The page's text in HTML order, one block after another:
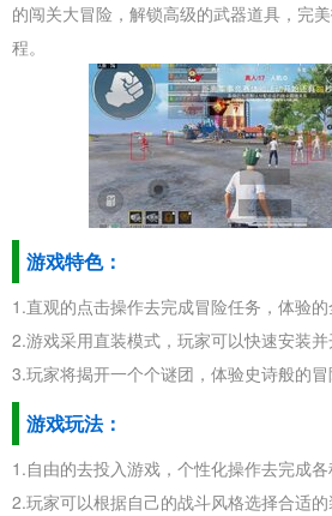
的闯关大冒险，解锁高级的武器道具，完
程。
游戏特色：
1.直观的点击操作去完成冒险任务，体验的
2.游戏采用直装模式，玩家可以快速安装并
3.玩家将揭开一个个谜团，体验史诗般的冒
游戏玩法：
1.自由的去投入游戏，个性化操作去完成各
2.玩家可以根据自己的战斗风格选择合适的